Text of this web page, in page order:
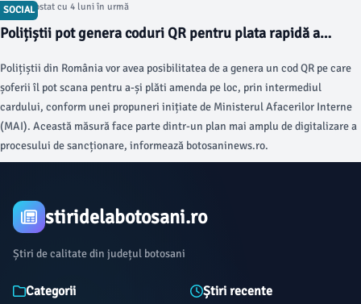
SOCIAL
Articol postat cu 4 luni în urmă
Polițiștii pot genera coduri QR pentru plata rapidă a
Polițiștii din România vor avea posibilitatea de a genera un cod QR pe care
șoferii îl pot scana pentru a-și plăti amenda pe loc, prin intermediul
cardului, conform unei propuneri inițiate de Ministerul Afacerilor Interne
(MAI). Această măsură face parte dintr-un plan mai amplu de digitalizare a
procesului de sancționare, informează botosaninews.ro.
stiridelabotosani.ro
Știri de calitate din județul botosani
Categorii Știri recente